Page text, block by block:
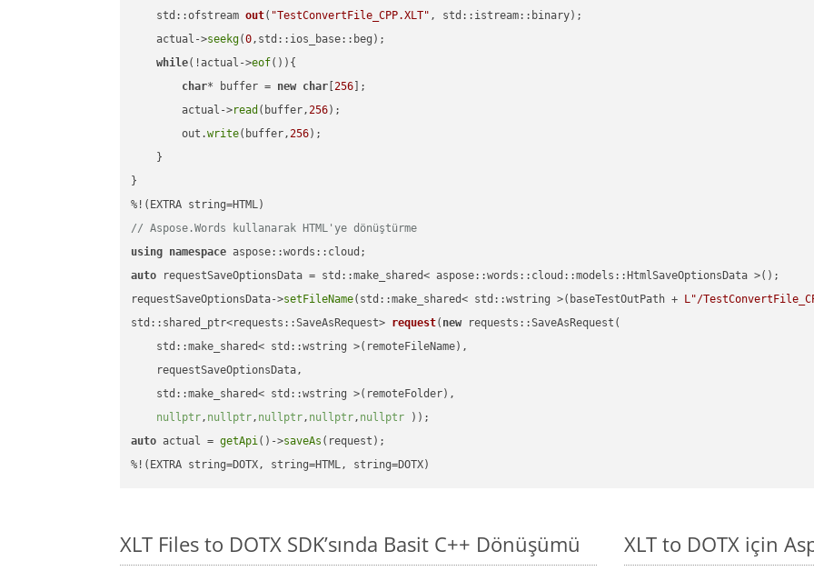
std::ofstream out( "TestConvertFile_CPP.XLT" , std::istream::binary) ;
    actual->
seekg(0,std::ios_base::beg);
while(!actual->eof()){
char* buffer = new char [256 ];
        actual->
read (buffer,256);
        out.
write(buffer,256);
    }
}
// Aspose.Words kullanarak HTML'ye dönüştürme
using namespace
auto requestSaveOptionsData = std::make_shared< aspose::words::cloud::models::HtmlSaveOptionsData >();
requestSaveOptionsData->setFileName(std::make_shared< std::wstring >(baseTestOutPath + L"/
std::shared_ptr<requests::SaveAsRequest> request( new requests::SaveAsRequest(
    std::make_shared< std::wstring >(remoteFileName),
    requestSaveOptionsData,
    std::make_shared< std::wstring >(remoteFolder),
nullptr, nullptr, nullptr, nullptr, nullptr ))
auto actual = getApi()->saveAs (request);
%!(EXTRA string=DOTX, string=HTML, string=DOTX)
XLT Files to DOTX SDK’sında Basit C++ Dönüşümü XLT to DOTX için